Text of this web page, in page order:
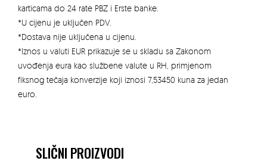
karticama do 24 rate PBZ i Erste banke.
*U cijenu je uključen PDV.
*Dostava nije uključena u cijenu.
*Iznos u valuti EUR prikazuje se u skladu sa Zakonom
uvođenja eura kao službene valute u RH, primjenom
fiksnog tečaja konverzije koji iznosi 7,53450 kuna za jedan
euro.
SLIČNI PROIZVODI